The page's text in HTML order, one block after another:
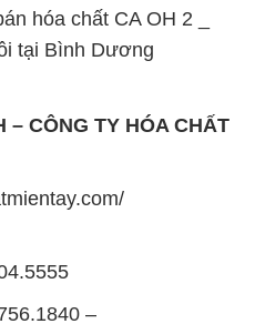
hóa chất CA OH 2 _
tại Bình Dương
– CÔNG TY HÓA CHẤT
–